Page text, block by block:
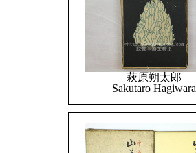
萩原朔太郎
Sakutaro Hagiwara